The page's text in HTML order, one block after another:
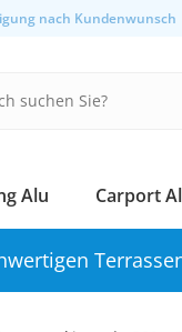
nach Kundenwunsch
Alu Carport